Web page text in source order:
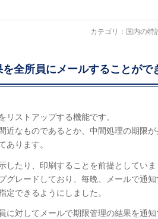
カテゴリ： 国内の特
全所員にメールすることがで
リストアップする機能です。
近なものであるとか、中間処理の期限
あります。
したり、印刷することを前提としてい
グレードしており、毎晩、メールで通
定できるようにしました。
に対してメールで期限管理の結果を通